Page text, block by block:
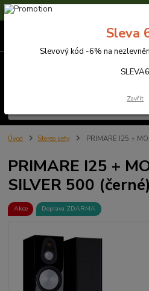
Sleva 6% na nezlevněné
Úvod Stereo sety PRIMARE I25 +
PRIMARE I25 +
SILVER 500 (černé)
Akce Doprava ZDARMA
Sleva
Slevový kód -6% na
SLEVA6
Zavřít